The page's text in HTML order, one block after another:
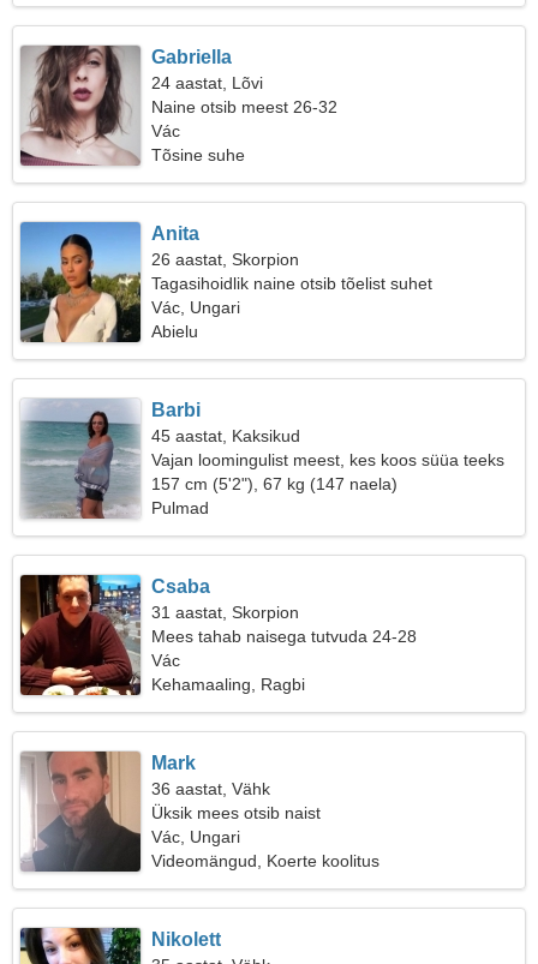
Gabriella
24 aastat, Lõvi
Naine otsib meest 26-32
Vác
Tõsine suhe
Anita
26 aastat, Skorpion
Tagasihoidlik naine otsib tõelist suhet
Vác, Ungari
Abielu
Barbi
45 aastat, Kaksikud
Vajan loomingulist meest, kes koos süüa teeks
157 cm (5'2"), 67 kg (147 naela)
Pulmad
Csaba
31 aastat, Skorpion
Mees tahab naisega tutvuda 24-28
Vác
Kehamaaling, Ragbi
Mark
36 aastat, Vähk
Üksik mees otsib naist
Vác, Ungari
Videomängud, Koerte koolitus
Nikolett